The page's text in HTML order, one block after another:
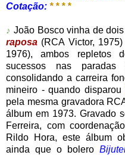
Cotação: * * * *
♪ João Bosco vinha de
raposa (RCA Victor,
1976), ambos repletos
sucessos nas
consolidando a carreira
mineiro - quando disparou
pela mesma gravadora
álbum em 1973. Gravado
Ferreira, com
Rildo Hora, este álbum
ainda que o bolero